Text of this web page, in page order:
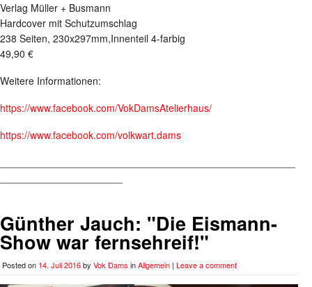
Verlag Müller + Busmann
Hardcover mit Schutzumschlag
238 Seiten, 230x297mm,Innenteil 4-farbig
49,90 €
Weitere Informationen:
https://www.facebook.com/VokDamsAtelierhaus/
https://www.facebook.com/volkwart.dams
Günther Jauch: "Die Eismann-
Show war fernsehreif!"
Posted on 14. Juli 2016by Vok Dams inAllgemein | Leave a comment